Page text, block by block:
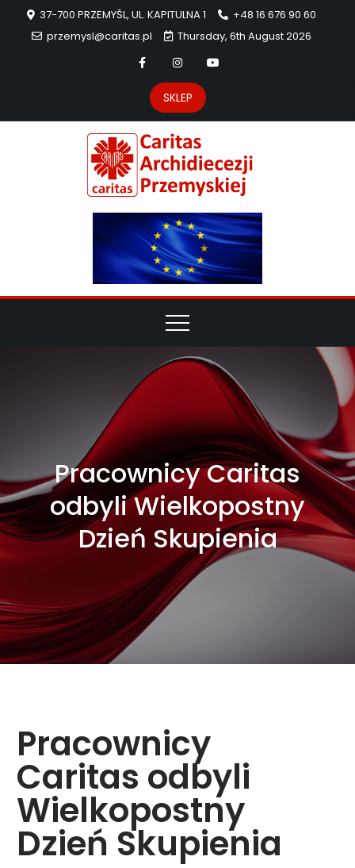
37-700 PRZEMYŚL, UL. KAPITULNA 1
+48 16 676 90 60
przemysl@caritas.pl
Thursday, 6th August 2026
SKLEP
Pracownicy Caritas
odbyli Wielkopostny
Dzień Skupienia
Pracownicy
Caritas odbyli
Wielkopostny
Dzień Skupienia